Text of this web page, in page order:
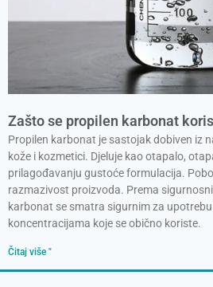
Zašto se propilen karbonat
Propilen karbonat je sastojak dobiven iz
kože i kozmetici. Djeluje kao otapalo,
prilagođavanju gustoće formulacija.
razmazivost proizvoda. Prema
karbonat se smatra sigurnim za
koncentracijama koje se obično koriste.
Čitaj više "